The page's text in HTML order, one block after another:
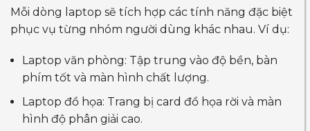
Mỗi dòng laptop sẽ tích hợp các tính năng đặc biệt
phục vụ từng nhóm người dùng khác nhau. Ví dụ:
Laptop văn phòng: Tập trung vào độ bền, bàn
phím tốt và màn hình chất lượng.
Laptop đồ họa: Trang bị card đồ họa rời và màn
hình độ phân giải cao.